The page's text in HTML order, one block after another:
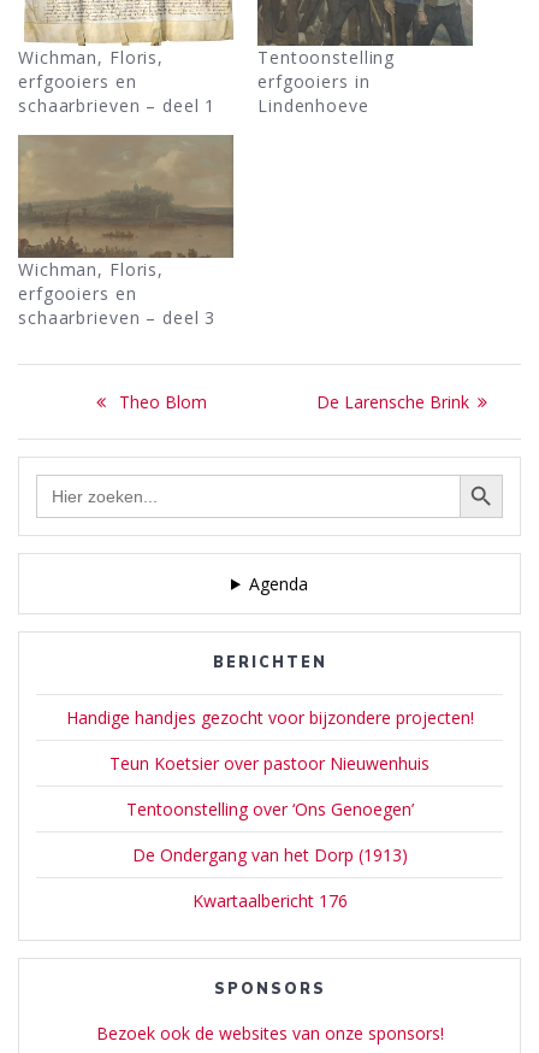
Wichman, Floris,
erfgooiers en
schaarbrieven – deel 1
Tentoonstelling
erfgooiers in
Lindenhoeve
Wichman, Floris,
erfgooiers en
schaarbrieven – deel 3
Bericht
navigatie
Previous
Theo Blom
Next
De Larensche Brink
Zoek Zoekknop
Agenda
BERICHTEN
Handige handjes gezocht voor bijzondere projecten!
Teun Koetsier over pastoor Nieuwenhuis
Tentoonstelling over ‘Ons Genoegen’
De Ondergang van het Dorp (1913)
Kwartaalbericht 176
SPONSORS
Bezoek ook de websites van onze sponsors!